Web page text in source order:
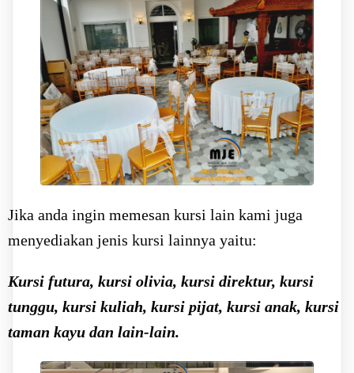
Jika anda ingin memesan kursi lain kami juga
menyediakan jenis kursi lainnya yaitu:
Kursi futura, kursi olivia, kursi direktur, kursi
tunggu, kursi kuliah, kursi pijat, kursi anak, kursi
taman kayu dan lain-lain.